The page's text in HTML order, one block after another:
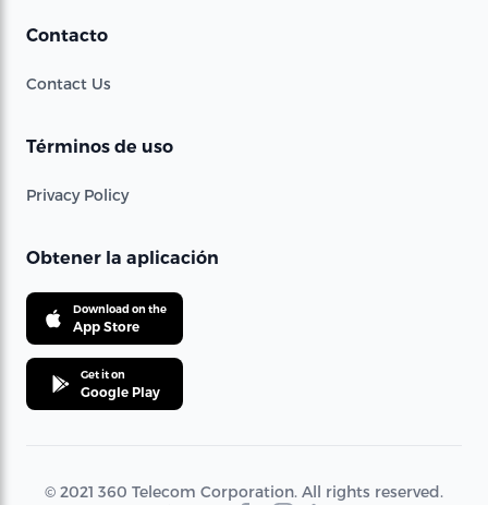
Contacto
Contact Us
Términos de uso
Privacy Policy
Obtener la aplicación
Download on the
App Store
Get it on
Google Play
© 2021 360 Telecom Corporation. All rights reserved.